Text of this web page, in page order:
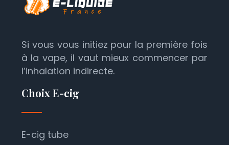
Si vous vous initiez pour la première fois
à la vape, il vaut mieux commencer par
l’inhalation indirecte.
Choix E-cig
E-cig tube